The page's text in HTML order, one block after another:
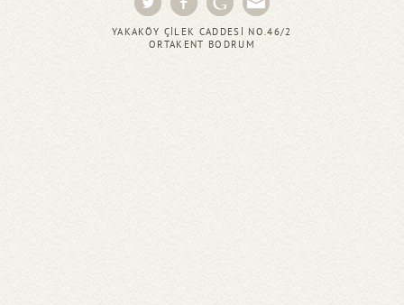
YAKAKÖY ÇİLEK CADDESİ NO.46/2
ORTAKENT BODRUM